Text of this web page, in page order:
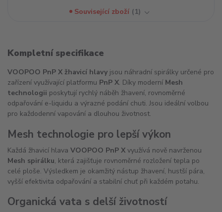
Související zboží
1
Kompletní specifikace
VOOPOO PnP X žhavicí hlavy jsou náhradní spirálky určené pro
zařízení využívající platformu PnP X. Díky moderní Mesh
technologii poskytují rychlý náběh žhavení, rovnoměrné
odpařování e-liquidu a výrazné podání chuti. Jsou ideální volbou
pro každodenní vapování a dlouhou životnost.
Mesh technologie pro lepší výkon
Každá žhavicí hlava VOOPOO PnP X využívá nově navrženou
Mesh spirálku, která zajišťuje rovnoměrné rozložení tepla po
celé ploše. Výsledkem je okamžitý nástup žhavení, hustší pára,
vyšší efektivita odpařování a stabilní chuť při každém potahu.
Organická vata s delší životností